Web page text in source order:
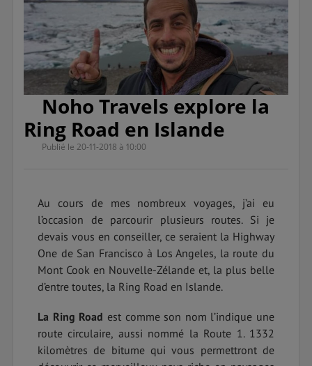
Noho Travels explore la
Ring Road en Islande
Publié le 20-11-2018 à 10:00
Au cours de mes nombreux voyages, j’ai eu
l’occasion de parcourir plusieurs routes. Si je
devais vous en conseiller, ce seraient la Highway
One de San Francisco à Los Angeles, la route du
Mont Cook en Nouvelle-Zélande et, la plus belle
d’entre toutes, la Ring Road en Islande.
La Ring Road est comme son nom l’indique une
route circulaire, aussi nommé la Route 1. 1332
kilomètres de bitume qui vous permettront de